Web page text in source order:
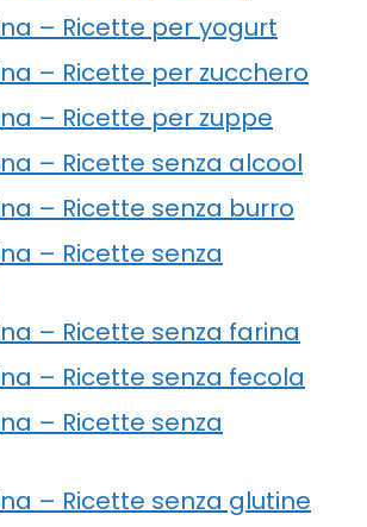
– Ricette per yogurt
– Ricette per zucchero
– Ricette per zuppe
– Ricette senza alcool
– Ricette senza burro
– Ricette senza
– Ricette senza farina
– Ricette senza fecola
– Ricette senza
– Ricette senza glutine